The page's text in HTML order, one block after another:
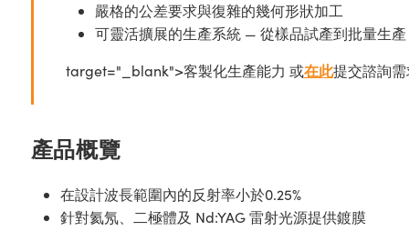
嚴格的公差要求與復雜的幾何形狀加工
可靈活擴展的生產系統 — 從樣品試產到批量生產
target="_blank">客製化生產能力 或在此提交諮詢需
產品概覽
在設計波長範圍內的反射率小於0.25%
針對氦氖、二極體及 Nd:YAG 雷射光源提供鍍膜